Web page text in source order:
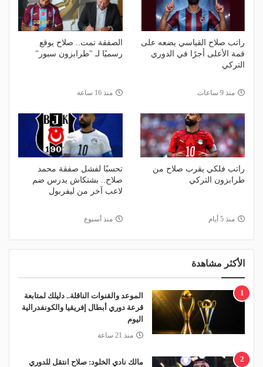
راتب صلاح القياسي يضعه على
قمة الأعلى أجرًا في الدوري
التركي
منذ 9 ساعات
الصفقة تمت.. صلاح يوقع
رسميًا لـ "طرابزون سبور"
منذ 16 ساعة
راتب فلكي يقرب صلاح من
طرابزون التركي
منذ 5 أيام
تحسبًا لفشل صفقة محمد
صلاح.. بشتكاش يدرس ضم
لاعب آخر من ليفربول
منذ أسبوع
الأكثر مشاهدة
1
الموعد والقنوات الناقلة.. دليلك لمتابعة
قرعة دوري أبطال إفريقيا والكونفدرالية
اليوم
منذ 21 ساعة
2
مالك نادي الخلود: صلاح انتقل للدوري